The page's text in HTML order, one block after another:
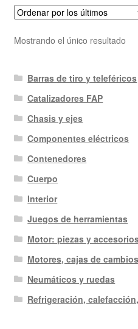
Mostrando el único resultado
Barras de tiro y teleféricos
Catalizadores FAP
Chasis y ejes
Componentes eléctricos
Contenedores
Cuerpo
Interior
Juegos de herramientas
Motor: piezas y
Motores, cajas de cambios
Neumáticos y ruedas
Refrigeración,